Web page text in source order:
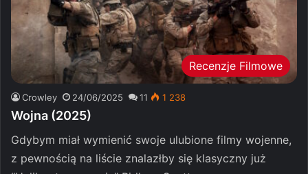
Recenzje Filmowe
Crowley 24/06/2025 11 1 238
Wojna (2025)
Gdybym miał wymienić swoje ulubione filmy wojenne,
z pewnością na liście znalazłby się klasyczny już